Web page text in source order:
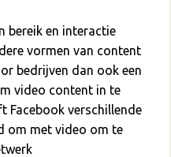
bereik en interactie
vormen van content
bedrijven dan ook een
video content in te
Facebook verschillende
om met video om te